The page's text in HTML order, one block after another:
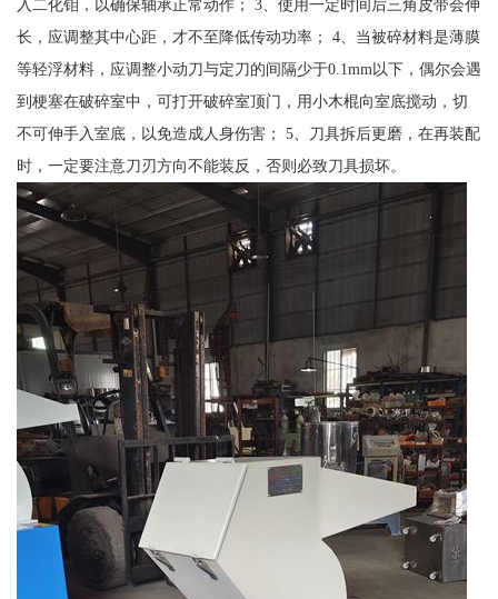
入二化钼，以确保轴承正常动作； 3、使用一定时间后三角皮带会伸
长，应调整其中心距，才不至降低传动功率； 4、当被碎材料是薄膜
等轻浮材料，应调整小动刀与定刀的间隔少于0.1mm以下，偶尔会遇
到梗塞在破碎室中，可打开破碎室顶门，用小木棍向室底搅动，切
不可伸手入室底，以免造成人身伤害； 5、刀具拆后更磨，在再装配
时，一定要注意刀刃方向不能装反，否则必致刀具损坏。